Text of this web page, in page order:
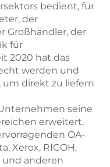
bedient, für
der
Großhändler, der
für
2020 hat das
werden und
direkt zu liefern
seine
erweitert,
OA-
Xerox, RICOH,
und anderen